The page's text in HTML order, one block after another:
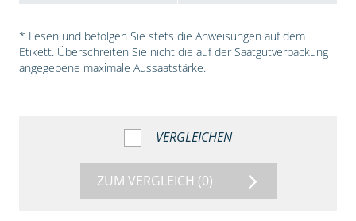
* Lesen und befolgen Sie stets die Anweisungen auf dem
Etikett. Überschreiten Sie nicht die auf der Saatgutverpackung
angegebene maximale Aussaatstärke.
VERGLEICHEN
ZUM VERGLEICH (0)